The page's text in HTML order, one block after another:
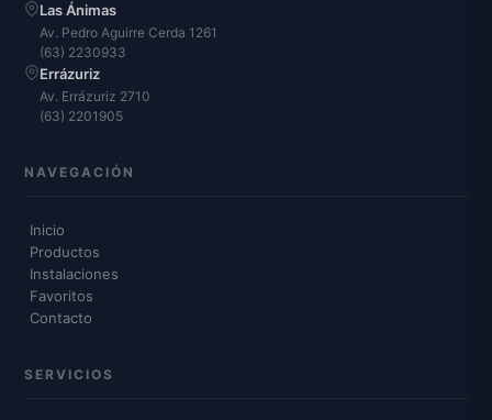
Las Ánimas
Av. Pedro Aguirre Cerda 1261
(63) 2230933
Errázuriz
Av. Errázuriz 2710
(63) 2201905
NAVEGACIÓN
Inicio
Productos
Instalaciones
Favoritos
Contacto
SERVICIOS